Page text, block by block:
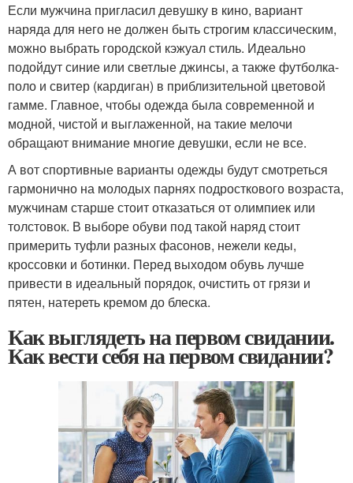
Если мужчина пригласил девушку в кино, вариант
наряда для него не должен быть строгим классическим,
можно выбрать городской кэжуал стиль. Идеально
подойдут синие или светлые джинсы, а также футболка-
поло и свитер (кардиган) в приблизительной цветовой
гамме. Главное, чтобы одежда была современной и
модной, чистой и выглаженной, на такие мелочи
обращают внимание многие девушки, если не все.
А вот спортивные варианты одежды будут смотреться
гармонично на молодых парнях подросткового возраста,
мужчинам старше стоит отказаться от олимпиек или
толстовок. В выборе обуви под такой наряд стоит
примерить туфли разных фасонов, нежели кеды,
кроссовки и ботинки. Перед выходом обувь лучше
привести в идеальный порядок, очистить от грязи и
пятен, натереть кремом до блеска.
Как выглядеть на первом свидании.
Как вести себя на первом свидании?